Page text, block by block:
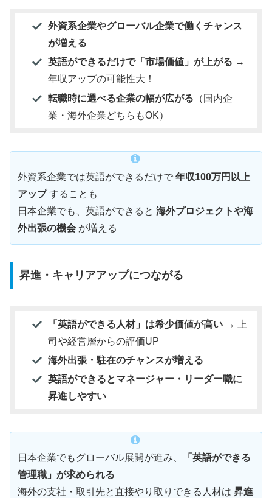
外資系企業やグローバル企業で働くチャンス
が増える
英語ができるだけで「市場価値」が上がる →
年収アップの可能性大！
転職時に選べる企業の幅が広がる （国内企
業・海外企業どちらもOK）
外資系企業では英語ができるだけで 年収100万円以上
アップすることも
日本企業でも、英語ができると 海外プロジェクトや海
外出張の機会 が増える
昇進・キャリアアップにつながる
「英語ができる人材」は希少価値が高い→ 上
司や経営層からの評価UP
海外出張・駐在のチャンスが増える
英語ができるとマネージャー・リーダー職に
昇進しやすい
日本企業でもグローバル展開が進み、
「英語ができる
管理職」が求められる
海外の支社・取引先と直接やり取りできる人材は 昇進